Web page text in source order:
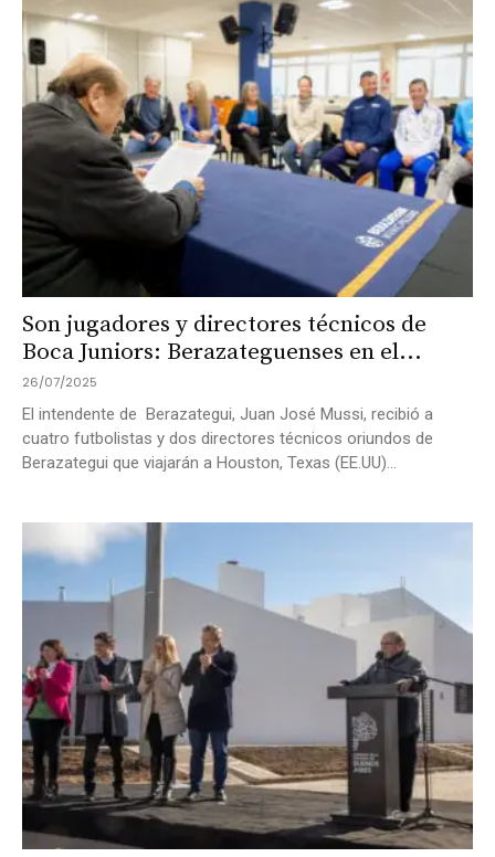
Son jugadores y directores técnicos de
Boca Juniors: Berazateguenses en el...
26/07/2025
El intendente de Berazategui, Juan José Mussi, recibió a
cuatro futbolistas y dos directores técnicos oriundos de
Berazategui que viajarán a Houston, Texas (EE.UU)...